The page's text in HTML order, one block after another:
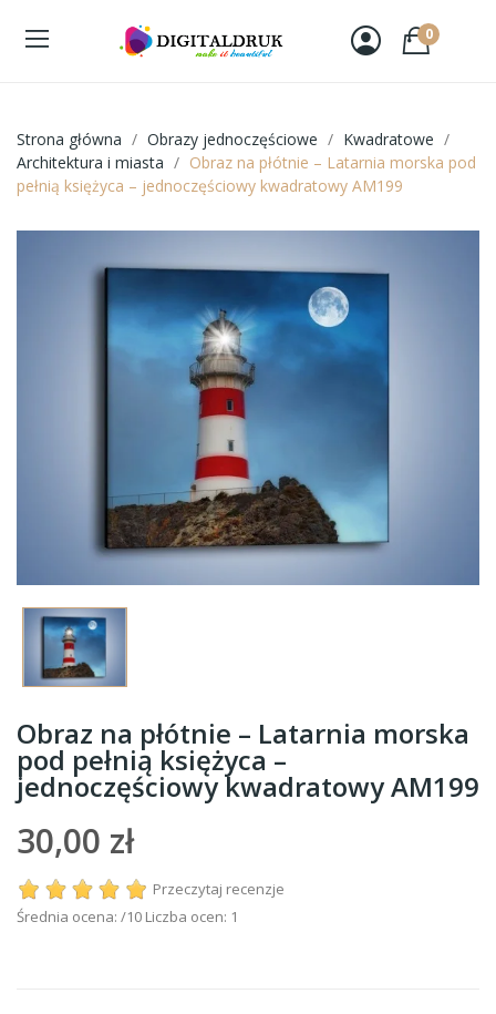
0
Strona główna Obrazy jednoczęściowe
Kwadratowe
Architektura i miasta
Obraz na płótnie – Latarnia morska pod
pełnią księżyca – jednoczęściowy kwadratowy AM199
Obraz na płótnie – Latarnia morska
pod pełnią księżyca –
jednoczęściowy kwadratowy AM199
30,00 zł
Przeczytaj recenzje
Średnia ocena: /10 Liczba ocen: 1